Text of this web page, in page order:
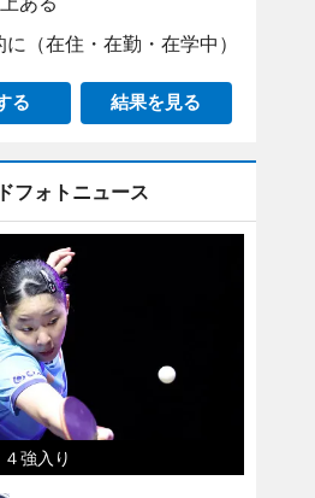
に（在住・在勤・在学中）
る 結果を見る
フォトニュース
強入り